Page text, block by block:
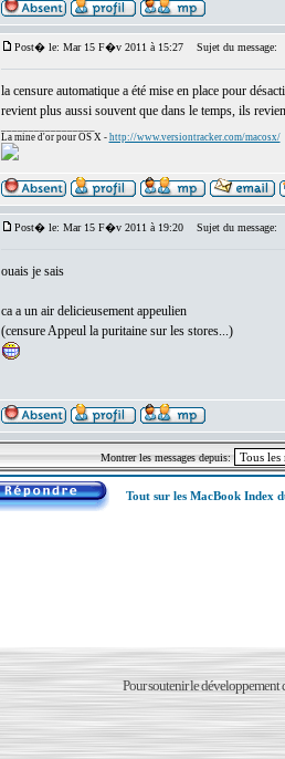
Post� le: Mar 15 F�v 2011 à 15:27 Sujet du message:
la censure automatique a été mise en place pour
revient plus aussi souvent que dans le temps, ils
La mine d'or pour OS X - http://www.versiontracker.com/macosx/
Post� le: Mar 15 F�v 2011 à 19:20 Sujet du message:
ouais je sais
ca a un air delicieusement appeulien
(censure Appeul la puritaine sur les stores...)
Montrer les messages depuis:
Tout sur les MacBook Index
Pour soutenir le développement